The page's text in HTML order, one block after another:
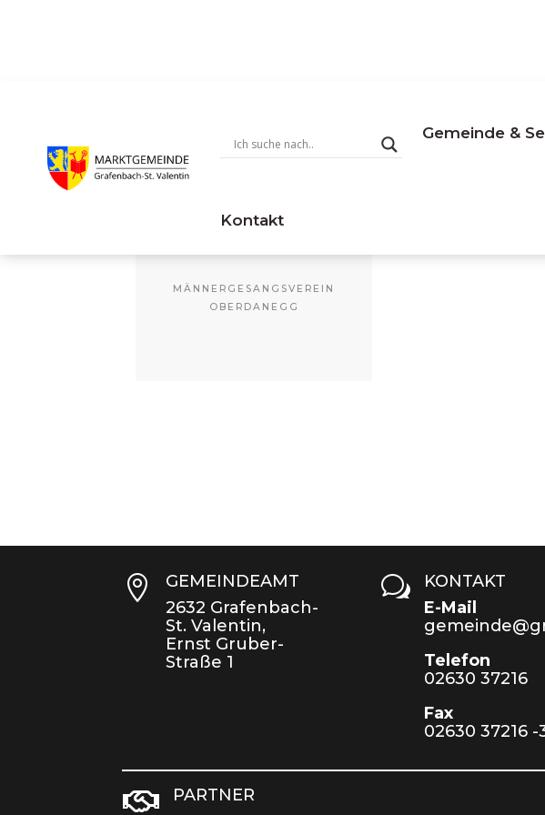
Gemeinde &
Kontakt
Juni 29 @
MÄNNERGESANGSVEREIN
OBERDANEGG

GEMEINDEAMT
2632 Grafenbach-
St. Valentin,
Ernst Gruber-
Straße 1
w
KONTAKT
E-Mail
Telefon
02630 37216
Fax
02630 37216 -
 PARTNER